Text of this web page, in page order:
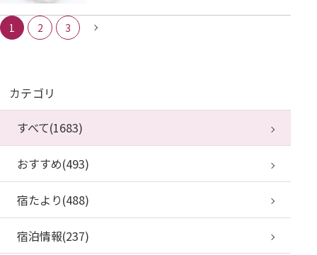
1 2 3
カテゴリ
すべて(1683)
おすすめ(493)
宿たより(488)
宿泊情報(237)